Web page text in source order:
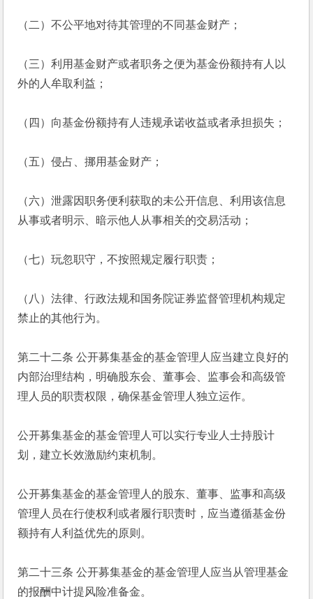
（二）不公平地对待其管理的不同基金财产；
（三）利用基金财产或者职务之便为基金份额持有人以
外的人牟取利益；
（四）向基金份额持有人违规承诺收益或者承担损失；
（五）侵占、挪用基金财产；
（六）泄露因职务便利获取的未公开信息、利用该信息
从事或者明示、暗示他人从事相关的交易活动；
（七）玩忽职守，不按照规定履行职责；
（八）法律、行政法规和国务院证券监督管理机构规定
禁止的其他行为。
第二十二条 公开募集基金的基金管理人应当建立良好的
内部治理结构，明确股东会、董事会、监事会和高级管
理人员的职责权限，确保基金管理人独立运作。
公开募集基金的基金管理人可以实行专业人士持股计
划，建立长效激励约束机制。
公开募集基金的基金管理人的股东、董事、监事和高级
管理人员在行使权利或者履行职责时，应当遵循基金份
额持有人利益优先的原则。
第二十三条 公开募集基金的基金管理人应当从管理基金
的报酬中计提风险准备金。